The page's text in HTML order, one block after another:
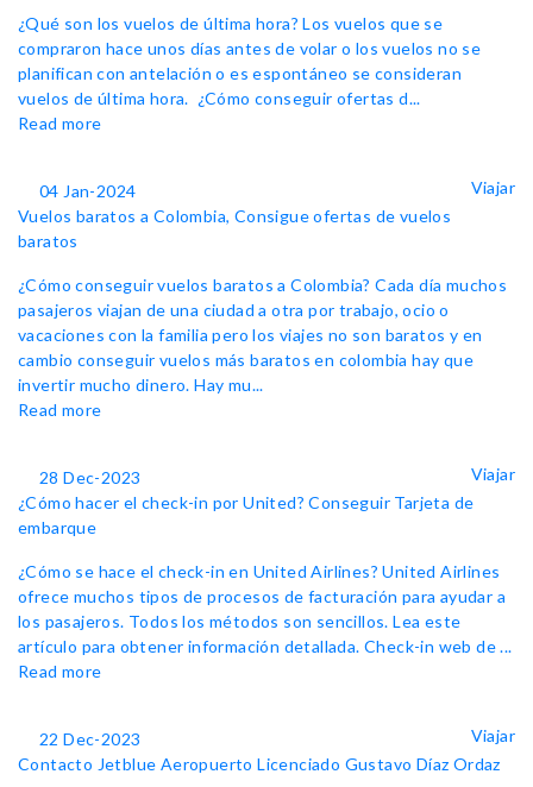
¿Qué son los vuelos de última hora? Los vuelos que se
compraron hace unos días antes de volar o los vuelos no se
planifican con antelación o es espontáneo se consideran
vuelos de última hora. ¿Cómo conseguir ofertas d...
Read more
04 Jan-2024
Viajar
Vuelos baratos a Colombia, Consigue ofertas de vuelos
baratos
¿Cómo conseguir vuelos baratos a Colombia? Cada día muchos
pasajeros viajan de una ciudad a otra por trabajo, ocio o
vacaciones con la familia pero los viajes no son baratos y en
cambio conseguir vuelos más baratos en colombia hay que
invertir mucho dinero. Hay mu...
Read more
28 Dec-2023
Viajar
¿Cómo hacer el check-in por United? Conseguir Tarjeta de
embarque
¿Cómo se hace el check-in en United Airlines? United Airlines
ofrece muchos tipos de procesos de facturación para ayudar a
los pasajeros. Todos los métodos son sencillos. Lea este
artículo para obtener información detallada. Check-in web de ...
Read more
22 Dec-2023
Viajar
Contacto Jetblue Aeropuerto Licenciado Gustavo Díaz Ordaz